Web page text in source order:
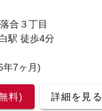
合３丁目
駅 徒歩4分
年7ヶ月)
料) 詳細を見る